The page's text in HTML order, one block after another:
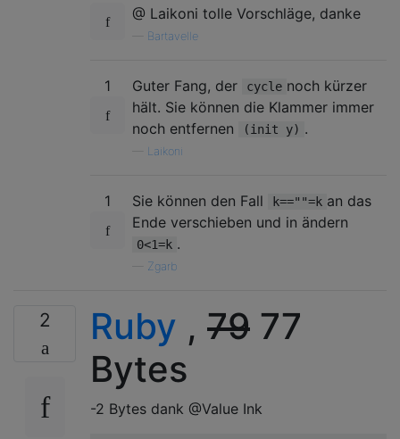
@ Laikoni tolle Vorschläge, danke
Bartavelle
1 Guter Fang, der cycle noch kürzer
hält. Sie können die Klammer immer
noch entfernen
(init y) .
Laikoni
1 Sie können den Fall k==""=k an das
Ende verschieben und in ändern
0<1=k .
Zgarb
2 Ruby , 79 77
Bytes
-2 Bytes dank @Value Ink